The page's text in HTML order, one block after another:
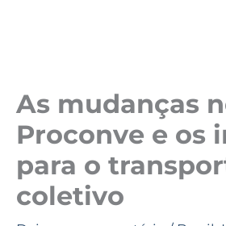
As mudanças
Proconve e os
para o
coletivo
a
r